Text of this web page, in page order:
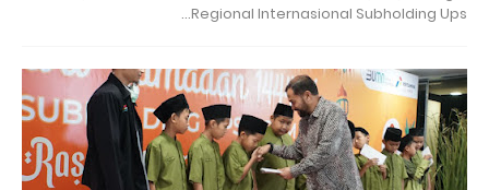
Regional Internasional Subholding Ups…